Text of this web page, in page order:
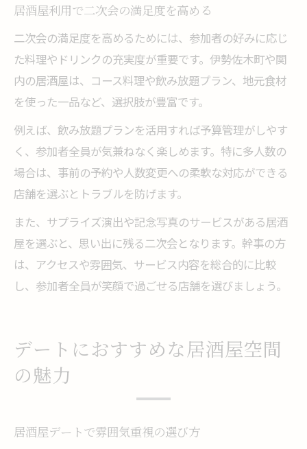
居酒屋利用で二次会の満足度を高める
二次会の満足度を高めるためには、参加者の好みに応じ
た料理やドリンクの充実度が重要です。伊勢佐木町や関
内の居酒屋は、コース料理や飲み放題プラン、地元食材
を使った一品など、選択肢が豊富です。
例えば、飲み放題プランを活用すれば予算管理がしやす
く、参加者全員が気兼ねなく楽しめます。特に多人数の
場合は、事前の予約や人数変更への柔軟な対応ができる
店舗を選ぶとトラブルを防げます。
また、サプライズ演出や記念写真のサービスがある居酒
屋を選ぶと、思い出に残る二次会となります。幹事の方
は、アクセスや雰囲気、サービス内容を総合的に比較
し、参加者全員が笑顔で過ごせる店舗を選びましょう。
デートにおすすめな居酒屋空間
の魅力
居酒屋デートで雰囲気重視の選び方